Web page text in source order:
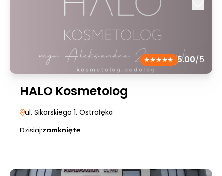
5.00/5
HALO Kosmetolog
ul. Sikorskiego 1, Ostrołęka
Dzisiaj:zamknięte